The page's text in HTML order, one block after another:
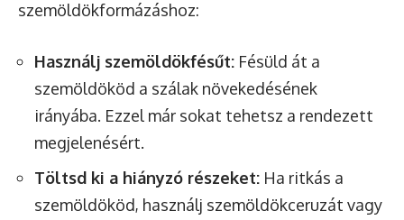
szemöldökformázáshoz:
Használj szemöldökfésűt: Fésüld át a
szemöldököd a szálak növekedésének
irányába. Ezzel már sokat tehetsz a rendezett
megjelenésért.
Töltsd ki a hiányzó részeket: Ha ritkás a
szemöldököd, használj szemöldökceruzát vagy